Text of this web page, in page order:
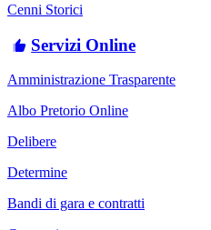
Cenni Storici
Servizi Online
Amministrazione Trasparente
Albo Pretorio Online
Delibere
Determine
Bandi di gara e contratti